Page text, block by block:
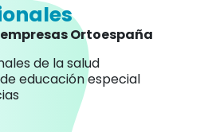
Ortoespaña
de la salud
educación especial